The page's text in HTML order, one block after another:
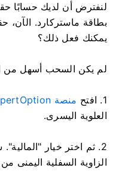
لنفترض أن لديك حسابًا
بطاقة ماستركارد. الآن،
يمكنك فعل ذلك؟
لم يكن السحب أسهل من
1. افتح منصة ExpertOption
العلوية اليسرى.
2. ثم اختر خيار
الزاوية السفلية اليمنى من